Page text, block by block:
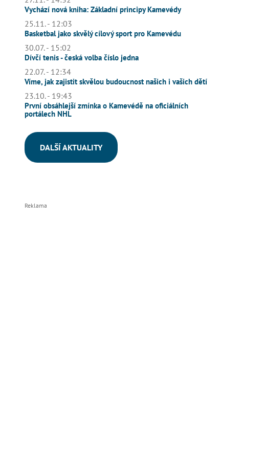
Vychází nová kniha: Základní principy Kamevédy
25.11. - 12:03
Basketbal jako skvělý cílový sport pro Kamevédu
30.07. - 15:02
Dívčí tenis - česká volba číslo jedna
22.07. - 12:34
Víme, jak zajistit skvělou budoucnost našich i vašich dětí
23.10. - 19:43
První obsáhlejší zmínka o Kamevédě na oficiálních
portálech NHL
DALŠÍ AKTUALITY
Reklama